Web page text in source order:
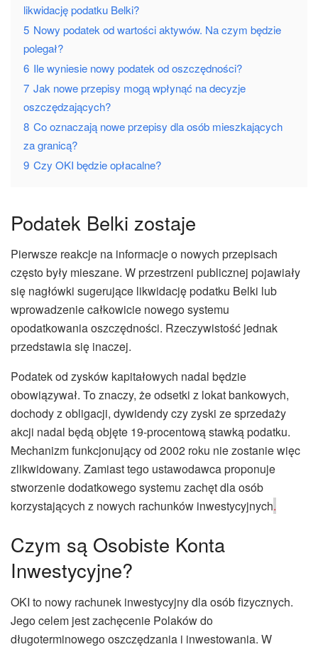
likwidację podatku Belki?
5 Nowy podatek od wartości aktywów. Na czym będzie
polegał?
6 Ile wyniesie nowy podatek od oszczędności?
7 Jak nowe przepisy mogą wpłynąć na decyzje
oszczędzających?
8 Co oznaczają nowe przepisy dla osób mieszkających
za granicą?
9 Czy OKI będzie opłacalne?
Podatek Belki zostaje
Pierwsze reakcje na informacje o nowych przepisach
często były mieszane. W przestrzeni publicznej pojawiały
się nagłówki sugerujące likwidację podatku Belki lub
wprowadzenie całkowicie nowego systemu
opodatkowania oszczędności. Rzeczywistość jednak
przedstawia się inaczej.
Podatek od zysków kapitałowych nadal będzie
obowiązywał. To znaczy, że odsetki z lokat bankowych,
dochody z obligacji, dywidendy czy zyski ze sprzedaży
akcji nadal będą objęte 19-procentową stawką podatku.
Mechanizm funkcjonujący od 2002 roku nie zostanie więc
zlikwidowany. Zamiast tego ustawodawca proponuje
stworzenie dodatkowego systemu zachęt dla osób
korzystających z nowych rachunków inwestycyjnych.
Czym są Osobiste Konta
Inwestycyjne?
OKI to nowy rachunek inwestycyjny dla osób fizycznych.
Jego celem jest zachęcenie Polaków do
długoterminowego oszczędzania i inwestowania. W